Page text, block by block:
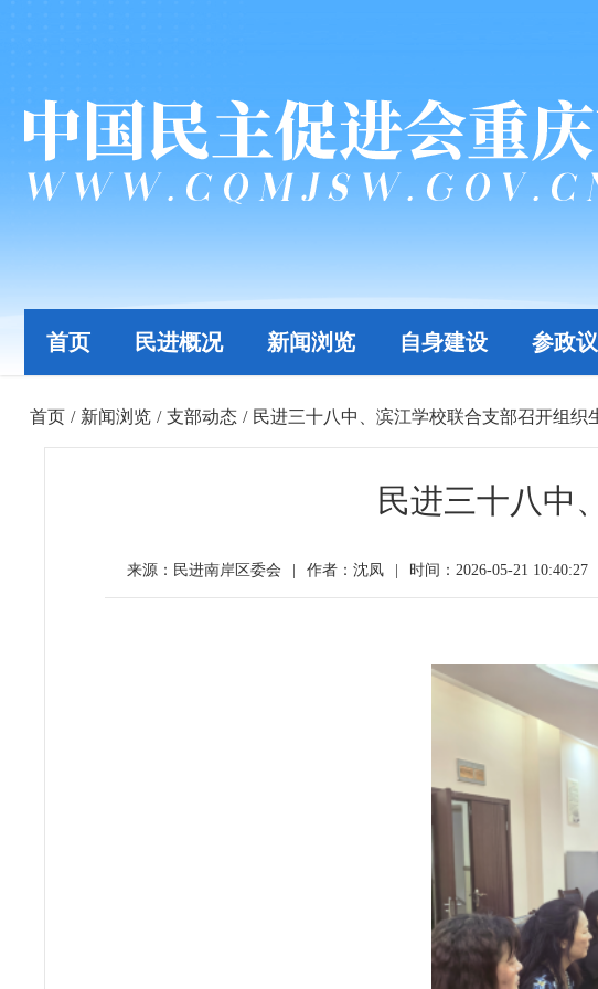
首页 民进概况 新闻浏览 自身建设 参政
首页 / 新闻浏览 / 支部动态 / 民进三十八中、滨江学校联合支部召开组织
民进三十八中
来源：民进南岸区委会 作者：沈凤 时间：2026-05-21 10:40:27